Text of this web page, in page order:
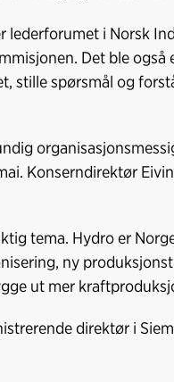
lederforumet i Norsk
Det ble
stille spørsmål og
Konserndirektør
tema. Hydro er
ny
ut mer
direktør i